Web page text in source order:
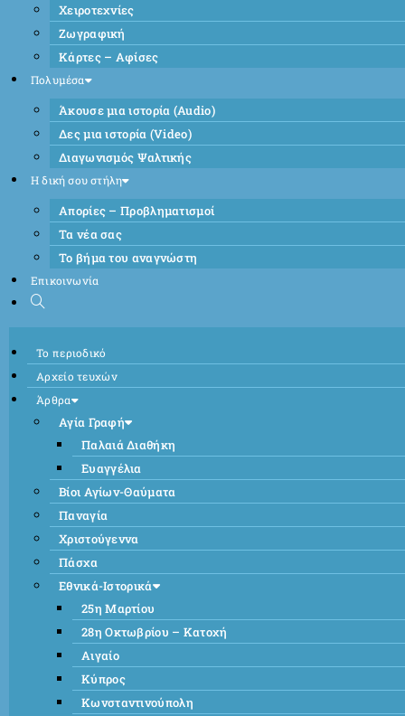
Χειροτεχνίες
Ζωγραφική
Κάρτες – Αφίσες
Πολυμέσα
Άκουσε μια ιστορία (Audio)
Δες μια ιστορία (Video)
Διαγωνισμός Ψαλτικής
Η δική σου στήλη
Απορίες – Προβληματισμοί
Τα νέα σας
Το βήμα του αναγνώστη
Επικοινωνία
Το περιοδικό
Αρχείο τευχών
Άρθρα
Αγία Γραφή
Παλαιά Διαθήκη
Ευαγγέλια
Βίοι Αγίων-Θαύματα
Παναγία
Χριστούγεννα
Πάσχα
Εθνικά-Ιστορικά
25η Μαρτίου
28η Οκτωβρίου – Κατοχή
Αιγαίο
Κύπρος
Κωνσταντινούπολη